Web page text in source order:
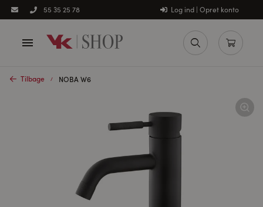
55 35 25 78 Log ind | Opret konto
Tilbage NOBA W6